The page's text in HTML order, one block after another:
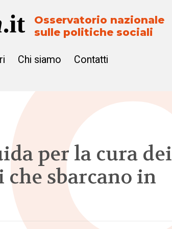
Osservatorio nazionale
sulle politiche sociali
Chi siamo Contatti
per la cura dei
sbarcano in